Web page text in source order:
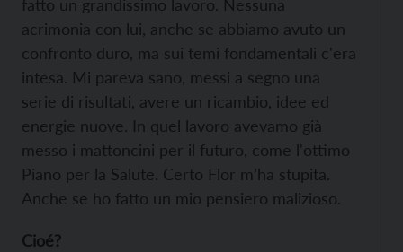
fatto un grandissimo lavoro. Nessuna
acrimonia con lui, anche se abbiamo avuto un
confronto duro, ma sui temi fondamentali c'era
intesa. Mi pareva sano, messi a segno una
serie di risultati, avere un ricambio, idee ed
energie nuove. In quel lavoro avevamo già
messo i mattoncini per il futuro, come l'ottimo
Piano per la Salute. Certo Flor m’ha stupita.
Anche se ho fatto un mio pensiero malizioso.
Cioé?